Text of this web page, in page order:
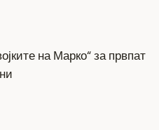
на Марко“ за првпат